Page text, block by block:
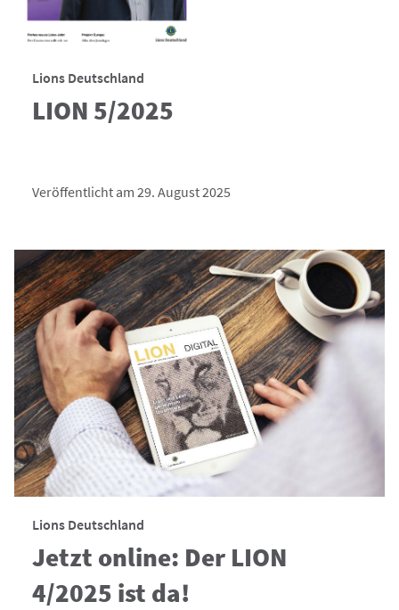
Lions Deutschland
LION 5/2025
Veröffentlicht am 29. August 2025
Lions Deutschland
Jetzt online: Der LION
4/2025 ist da!